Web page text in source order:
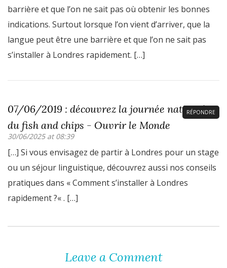
barrière et que l’on ne sait pas où obtenir les bonnes
indications. Surtout lorsque l’on vient d’arriver, que la
langue peut être une barrière et que l’on ne sait pas
s’installer à Londres rapidement. […]
07/06/2019 : découvrez la journée nationale
du fish and chips - Ouvrir le Monde
30/06/2025 at 08:39
RÉPONDRE
[…] Si vous envisagez de partir à Londres pour un stage
ou un séjour linguistique, découvrez aussi nos conseils
pratiques dans « Comment s’installer à Londres
rapidement ?« . […]
Leave a Comment